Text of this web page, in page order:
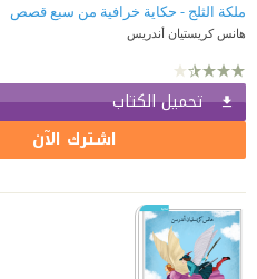
ملكة الثلج - حكاية خرافية من سبع قصص
هانس كريستيان أندريس
تحميل الكتاب
اشترك الآن